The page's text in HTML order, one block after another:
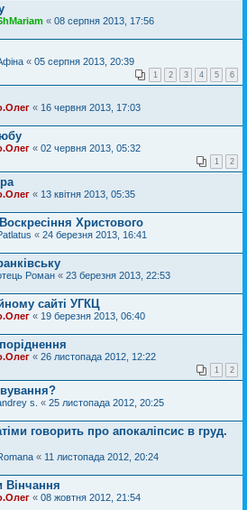
« 08 серпня 2013, 17:56
« 05 серпня 2013, 20:39
1 2 3 4 5 6
« 16 червня 2013, 17:03
« 02 червня 2013, 05:32
1 2
« 13 квітня 2013, 05:35
Христового
« 24 березня 2013, 16:41
Роман « 23 березня 2013, 22:53
сайті УГКЦ
« 19 березня 2013, 06:40
« 26 листопада 2012, 12:22
1 2
s. « 25 листопада 2012, 20:25
говорить про апокаліпсис в груд.
« 11 листопада 2012, 20:24
Вінчання
« 08 жовтня 2012, 21:54